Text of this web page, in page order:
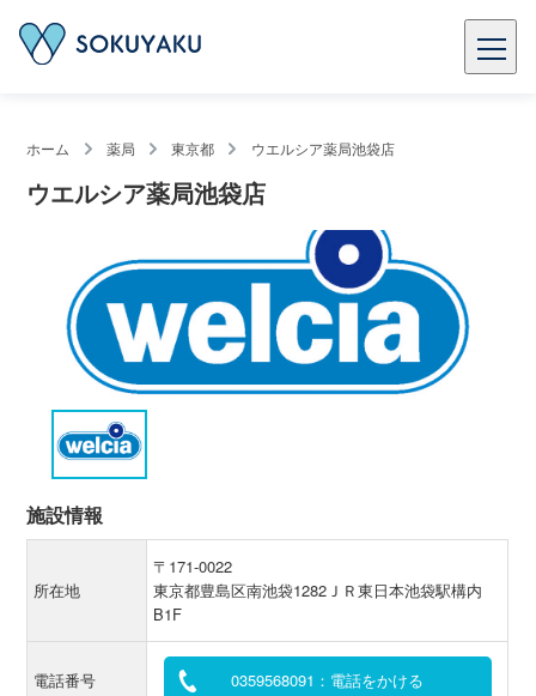
ホーム 薬局 東京都 ウエルシア薬局池袋店
ウエルシア薬局池袋店
施設情報
所在地
〒171-0022
東京都豊島区南池袋1282ＪＲ東日本池袋駅構内
B1F
電話番号 0359568091：電話をかける